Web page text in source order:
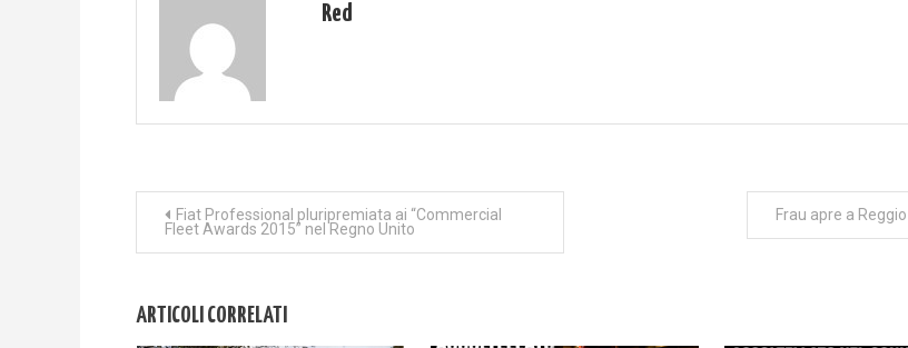
Red
Navigazione
Fiat Professional pluripremiata ai “Commercial
Fleet Awards 2015” nel Regno Unito
Frau apre a
ARTICOLI CORRELATI